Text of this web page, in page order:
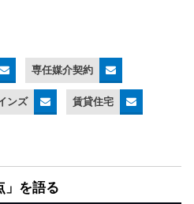
専任媒介契約
ンズ 賃貸住宅
を語る